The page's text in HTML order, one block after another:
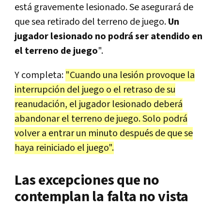
está gravemente lesionado. Se asegurará de
que sea retirado del terreno de juego.Un
jugador lesionado no podrá ser atendido en
el terreno de juego".
Y completa: "Cuando una lesión provoque la
interrupción del juego o el retraso de su
reanudación, el jugador lesionado deberá
abandonar el terreno de juego. Solo podrá
volver a entrar un minuto después de que se
haya reiniciado el juego".
Las excepciones que no
contemplan la falta no vista